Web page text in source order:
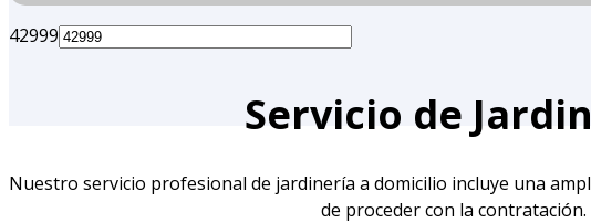
42999
Servicio de
Nuestro servicio profesional de jardinería a domicilio incluye una
de proceder con la